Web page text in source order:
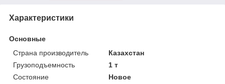
Характеристики
Основные
Страна производитель
Казахстан
Грузоподъемность
1 т
Состояние
Новое